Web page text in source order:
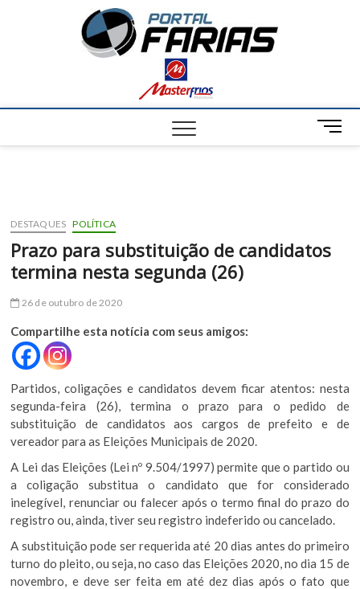
n
M
e
t
DESTAQUES POLÍTICA
Prazo para substituição de candidatos
termina nesta segunda (26)
26 de outubro de 2020
Compartilhe esta notícia com seus amigos:
Partidos, coligações e candidatos devem ficar atentos: nesta
segunda-feira (26), termina o prazo para o pedido de
substituição de candidatos aos cargos de prefeito e de
vereador para as Eleições Municipais de 2020.
A Lei das Eleições (Lei nº 9.504/1997) permite que o partido ou
a coligação substitua o candidato que for considerado
inelegível, renunciar ou falecer após o termo final do prazo do
registro ou, ainda, tiver seu registro indeferido ou cancelado.
A substituição pode ser requerida até 20 dias antes do primeiro
turno do pleito, ou seja, no caso das Eleições 2020, no dia 15 de
novembro, e deve ser feita em até dez dias após o fato que